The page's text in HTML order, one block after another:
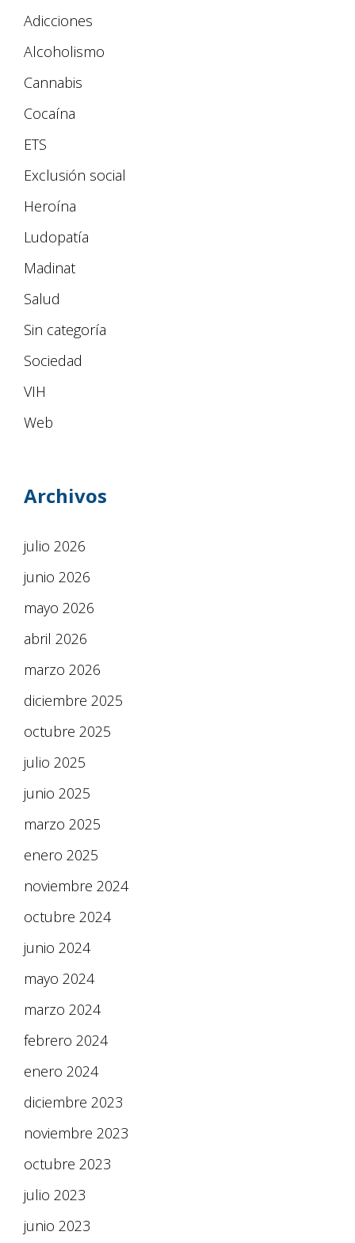
Adicciones
Alcoholismo
Cannabis
Cocaína
ETS
Exclusión social
Heroína
Ludopatía
Madinat
Salud
Sin categoría
Sociedad
VIH
Web
Archivos
julio 2026
junio 2026
mayo 2026
abril 2026
marzo 2026
diciembre 2025
octubre 2025
julio 2025
junio 2025
marzo 2025
enero 2025
noviembre 2024
octubre 2024
junio 2024
mayo 2024
marzo 2024
febrero 2024
enero 2024
diciembre 2023
noviembre 2023
octubre 2023
julio 2023
junio 2023